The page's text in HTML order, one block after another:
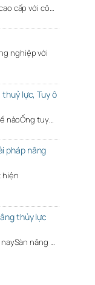
cấp với cô…
nghiệp với
thuỷ lực, Tuy ô
nàoỐng tuy…
pháp nâng
hiện
thủy lực
nâng …